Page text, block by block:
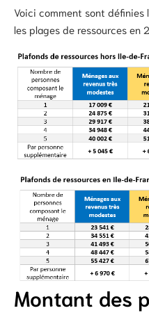
Voici comment sont définies
les plages de ressources en
Montant des